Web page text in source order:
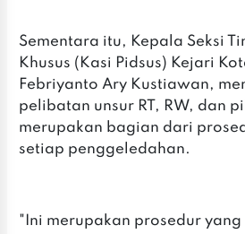
Sementara itu, Kepala Seksi
Khusus (Kasi Pidsus) Kejari
Febriyanto Ary Kustiawan,
pelibatan unsur RT, RW, dan
merupakan bagian dari
setiap penggeledahan.
"Ini merupakan prosedur